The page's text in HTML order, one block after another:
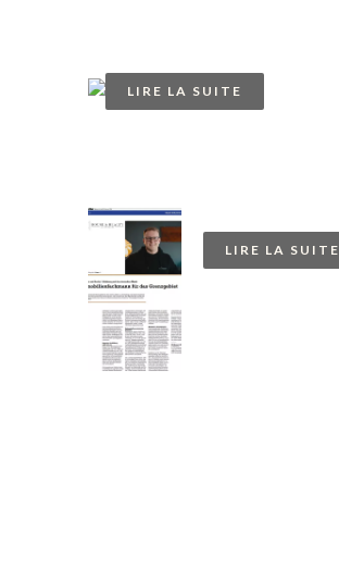
LIRE LA SUITE
LIRE LA SUITE